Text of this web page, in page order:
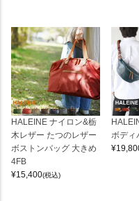
HALEINE ナイロン&栃
木レザー たつのレザー
ボストンバッグ 大きめ
4FB
¥15,400(税込)
ボディ
¥